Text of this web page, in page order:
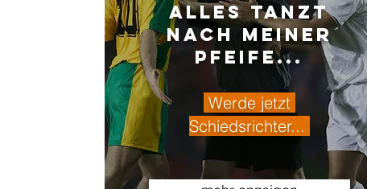
ALLES Tanzt
Nach Meiner
Pfeife...
Werde jetzt
Schiedsrichter...